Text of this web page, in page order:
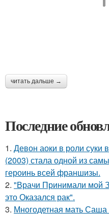
читать дальше →
Последние
1. Девон аоки в роли
(2003) стала одной из
героинь всей франшизы.
2. "Врачи Принимали мой
это Оказался рак".
3. Многодетная мать Саша